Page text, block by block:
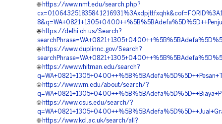
🌐 https://www.nmt.edu/search.php?
🌐 https://delhi.oh.us/Search?
🌐 https://www.duplinnc.gov/Search?
🌐 https://www.whitman.edu/search?
🌐 https://www.wm.edu/about/search/?
🌐 https://www.csus.edu/search/?
🌐 https://www.kcl.ac.uk/search/all?